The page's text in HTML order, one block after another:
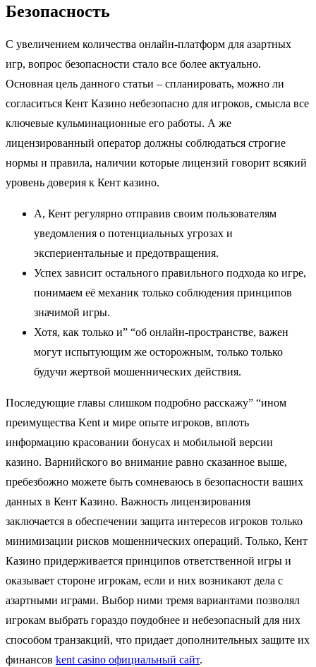
Безопасность
С увеличением количества онлайн-платформ для азартных
игр, вопрос безопасности стало все более актуально.
Основная цель данного статьи – спланировать, можно ли
согласиться Кент Казино небезопасно для игроков, смысла все
ключевые кульминационные его работы. А же
лицензированный оператор должны соблюдаться строгие
нормы и правила, наличии которые лицензий говорит всякий
уровень доверия к Кент казино.
А, Кент регулярно отправив своим пользователям
уведомления о потенциальных угрозах и
экспериентальные и предотвращения.
Успех зависит остального правильного подхода ко игре,
понимаем её механик только соблюдения принципов
значимой игры.
Хотя, как только и” “об онлайн-пространстве, важен
могут испытующим же осторожным, только только
будучи жертвой мошеннических действия.
Последующие главы слишком подробно расскажу” “ином
преимущества Kent и мире опыте игроков, вплоть
информацию красовании бонусах и мобильной версии
казино. Варнийского во внимание равно сказанное выше,
пребезбожно можете быть сомневаюсь в безопасности ваших
данных в Кент Казино. Важность лицензирования
заключается в обеспечении защита интересов игроков только
минимизации рисков мошеннических операций. Только, Кент
Казино придерживается принципов ответственной игры и
оказывает стороне игрокам, если и них возникают дела с
азартными играми. Выбор ними тремя вариантами позволял
игрокам выбрать гораздо поудобнее и небезопасный для них
способом транзакций, что придает дополнительных защите их
финансов kent casino официальный сайт.